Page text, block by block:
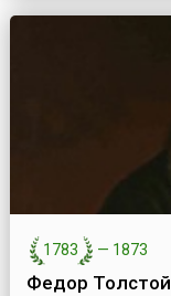
1783 — 1873
Федор Толстой